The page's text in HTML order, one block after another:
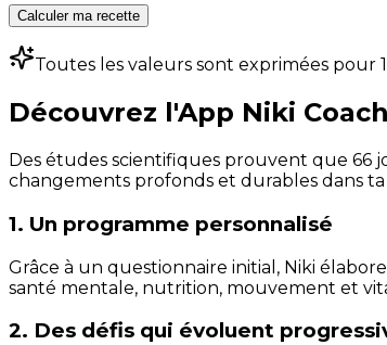
Calculer ma recette
Toutes les valeurs sont exprimées pour
Découvrez l'App Niki Coach
Des études scientifiques prouvent que 66
changements profonds et durables dans ta
1. Un programme personnalisé
Grâce à un questionnaire initial, Niki
santé mentale, nutrition, mouvement et
2. Des défis qui évoluent